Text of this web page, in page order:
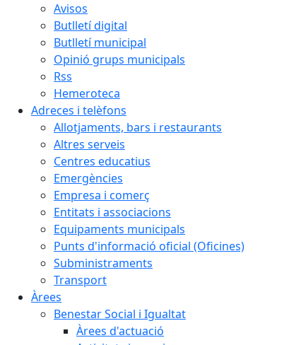
Avisos
Butlletí digital
Butlletí municipal
Opinió grups municipals
Rss
Hemeroteca
Adreces i telèfons
Allotjaments, bars i restaurants
Altres serveis
Centres educatius
Emergències
Empresa i comerç
Entitats i associacions
Equipaments municipals
Punts d'informació oficial (Oficines)
Subministraments
Transport
Àrees
Benestar Social i Igualtat
Àrees d'actuació